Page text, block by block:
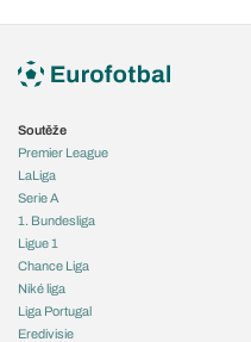
Soutěže
Premier League
LaLiga
Serie A
1. Bundesliga
Ligue 1
Chance Liga
Niké liga
Liga Portugal
Eredivisie